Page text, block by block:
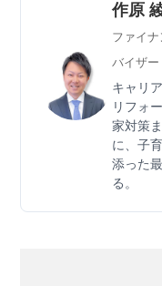
作原
ファイ
バイザ
キャリ
リフォ
家対策
に、子
添った
る。